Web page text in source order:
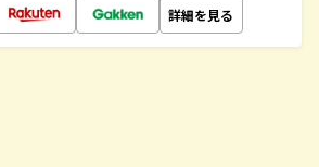
詳細を見る